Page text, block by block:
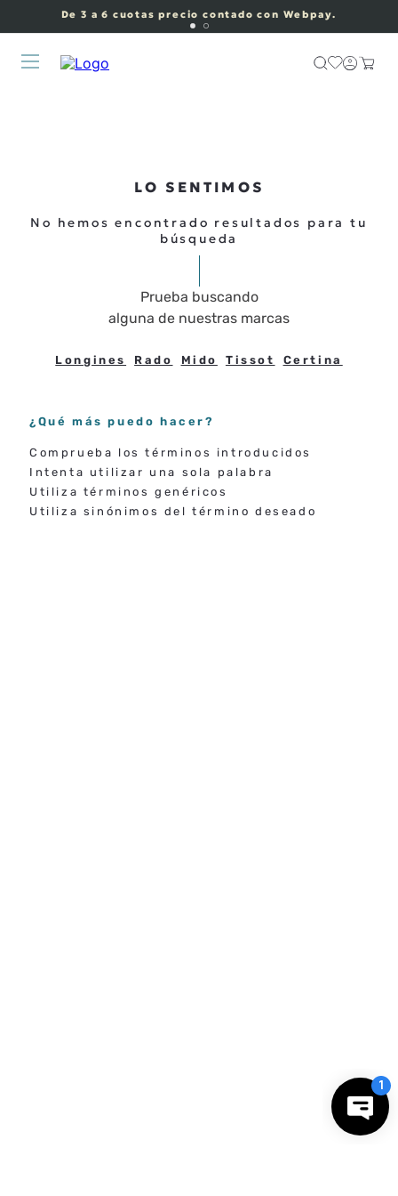
De 3 a 6 cuotas precio contado con Webpay.
LO SENTIMOS
No hemos encontrado resultados para tu
búsqueda
Prueba buscando
alguna de nuestras marcas
Longines Rado Mido Tissot Certina
¿Qué más puedo hacer?
Comprueba los términos introducidos
Intenta utilizar una sola palabra
Utiliza términos genéricos
Utiliza sinónimos del término deseado